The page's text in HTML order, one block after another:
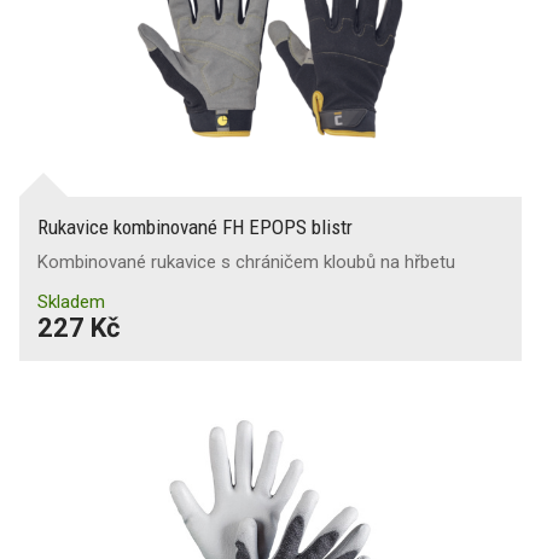
Rukavice kombinované FH EPOPS blistr
Kombinované rukavice s chráničem kloubů na hřbetu
Skladem
227 Kč